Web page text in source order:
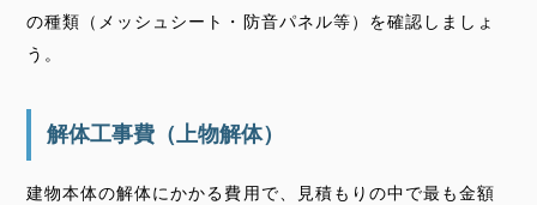
の種類（メッシュシート・防音パネル等）を確認しましょ
う。
解体工事費（上物解体）
建物本体の解体にかかる費用で、見積もりの中で最も金額